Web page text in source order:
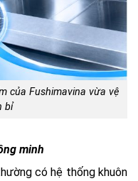
của Fushimavina vừa vệ
bỉ
minh
có hệ thống khuôn